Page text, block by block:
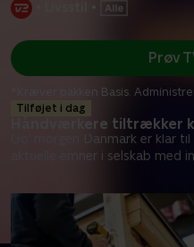
Tilføjet i dag
Håndværkere tiltrækker
Go' morgen Danmark er klar
aktuelle emner i selskab med
Prøv
*Kræver pakken Basis.